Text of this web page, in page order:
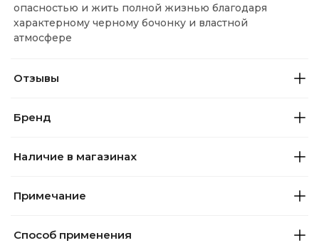
опасностью и жить полной жизнью благодаря
характерному черному бочонку и властной
атмосфере
Отзывы
Бренд
Наличие в магазинах
Примечание
Способ применения